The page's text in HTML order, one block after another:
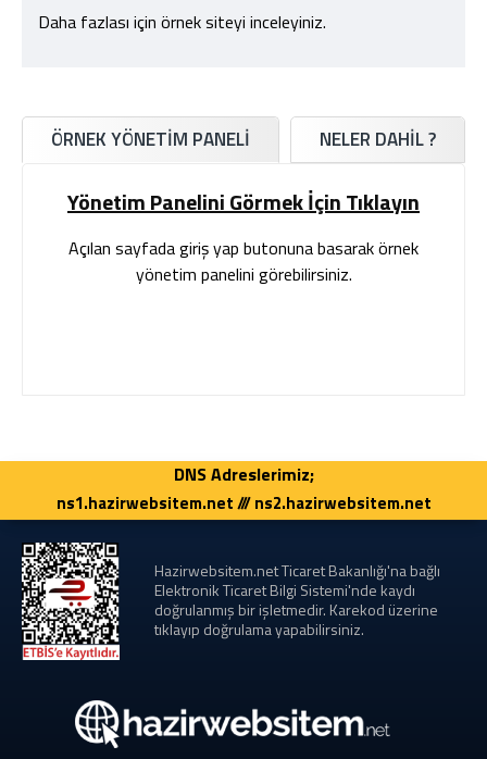
Daha fazlası için örnek siteyi inceleyiniz.
ÖRNEK YÖNETİM PANELİ NELER DAHIL ?
Yönetim Panelini Görmek İçin Tıklayın
Açılan sayfada giriş yap butonuna basarak örnek
yönetim panelini görebilirsiniz.
DNS Adreslerimiz;
ns1.hazirwebsitem.net /// ns2.hazirwebsitem.net
Hazirwebsitem.net Ticaret Bakanlığı'na bağlı
Elektronik Ticaret Bilgi Sistemi'nde kaydı
doğrulanmış bir işletmedir. Karekod üzerine
tıklayıp doğrulama yapabilirsiniz.